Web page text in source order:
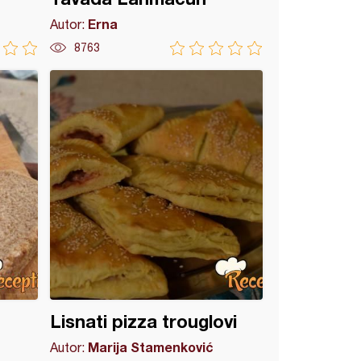
Autor: Erna
8763
Lisnati pizza trouglovi
Autor: Marija Stamenković